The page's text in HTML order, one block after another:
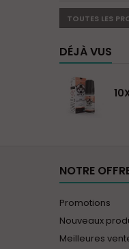
TOUTES LES
DÉJÀ VUS
NOTRE
Promotions
Nouveaux
Meilleures